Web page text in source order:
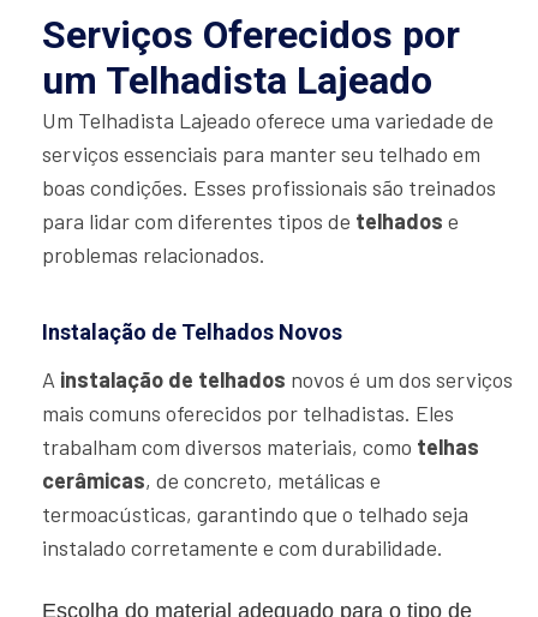
Serviços Oferecidos por
um Telhadista Lajeado
Um Telhadista Lajeado oferece uma variedade de
serviços essenciais para manter seu telhado em
boas condições. Esses profissionais são treinados
para lidar com diferentes tipos de telhados e
problemas relacionados.
Instalação de Telhados Novos
A instalação de telhados novos é um dos serviços
mais comuns oferecidos por telhadistas. Eles
trabalham com diversos materiais, como telhas
cerâmicas, de concreto, metálicas e
termoacústicas, garantindo que o telhado seja
instalado corretamente e com durabilidade.
Escolha do material adequado para o tipo de